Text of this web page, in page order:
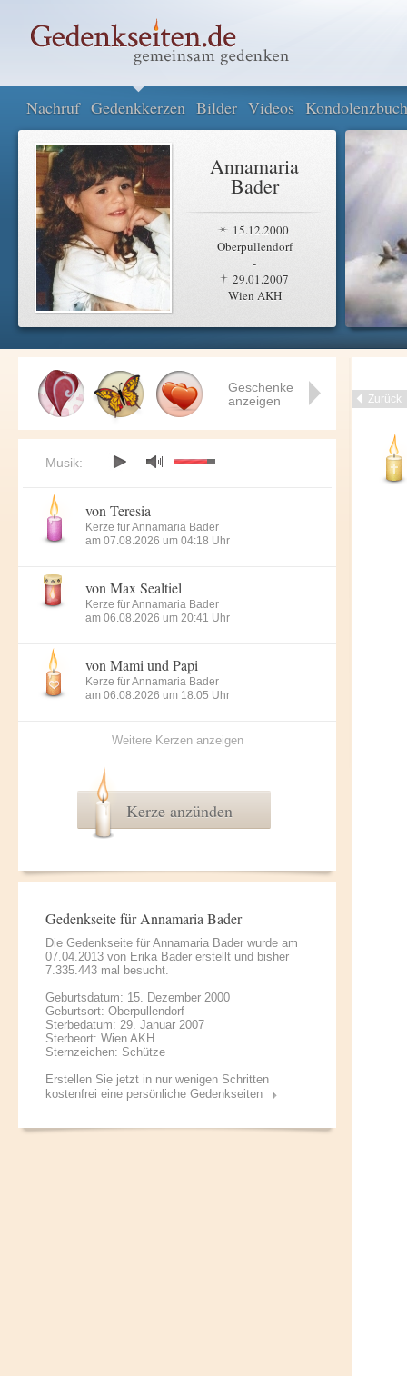
Nachruf Gedenkkerzen Bilder Videos Kondolenzbuch
Annamaria
Bader
15.12.2000
Oberpullendorf
-
29.01.2007
Wien AKH
Zurück
Geschenke
anzeigen
Musik:
von Teresia
Kerze für Annamaria Bader
am 07.08.2026 um 04:18 Uhr
von Max Sealtiel
Kerze für Annamaria Bader
am 06.08.2026 um 20:41 Uhr
von Mami und Papi
Kerze für Annamaria Bader
am 06.08.2026 um 18:05 Uhr
Weitere Kerzen anzeigen
Kerze anzünden
Gedenkseite für Annamaria Bader
Die Gedenkseite für Annamaria Bader wurde am
07.04.2013 von Erika Bader erstellt und bisher
7.335.443 mal besucht.
Geburtsdatum: 15. Dezember 2000
Geburtsort: Oberpullendorf
Sterbedatum: 29. Januar 2007
Sterbeort: Wien AKH
Sternzeichen: Schütze
Erstellen Sie jetzt in nur wenigen Schritten
kostenfrei eine persönliche Gedenkseiten